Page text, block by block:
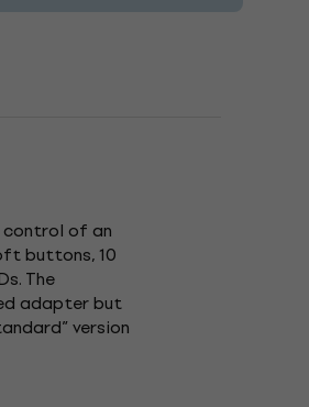
control of an
buttons, 10
The
adapter but
version